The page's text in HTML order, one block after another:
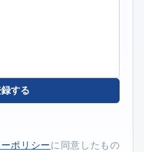
する
ポリシーに同意したもの